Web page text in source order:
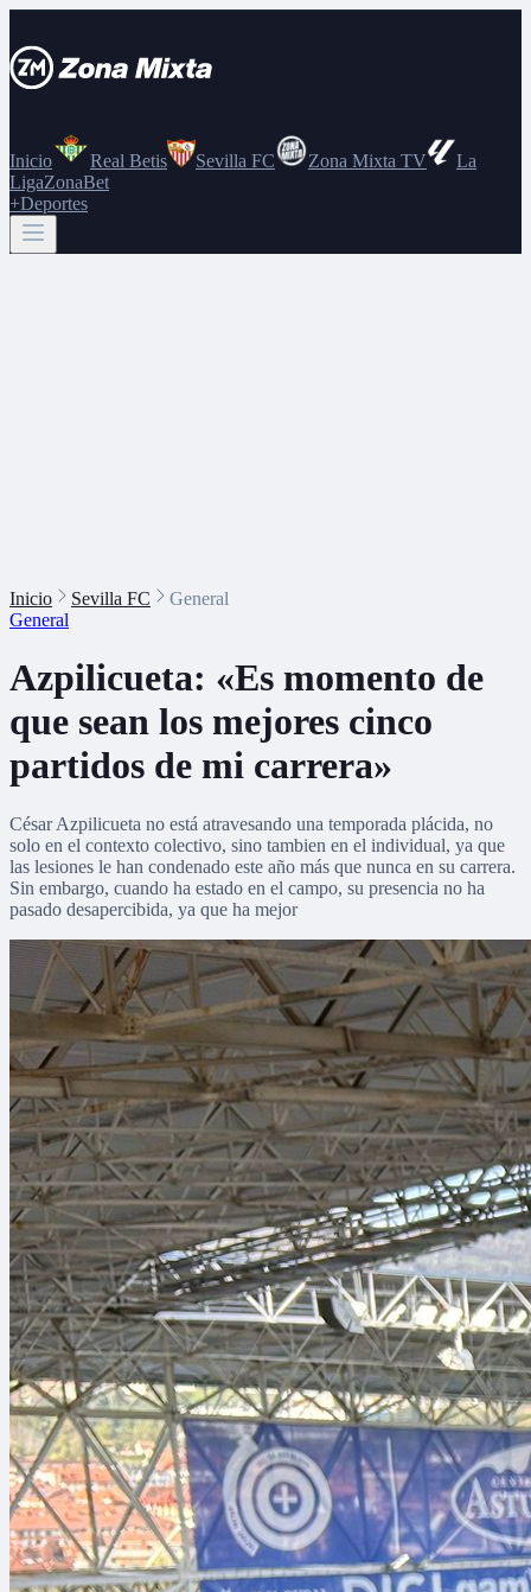
Inicio Real Betis Sevilla FC Zona Mixta TV
La
LigaZonaBet
+Deportes
Inicio Sevilla FC
General
General
Azpilicueta: «Es momento de
que sean los mejores cinco
partidos de mi carrera»
César Azpilicueta no está atravesando una temporada plácida, no
solo en el contexto colectivo, sino tambien en el individual, ya que
las lesiones le han condenado este año más que nunca en su carrera.
Sin embargo, cuando ha estado en el campo, su presencia no ha
pasado desapercibida, ya que ha mejor